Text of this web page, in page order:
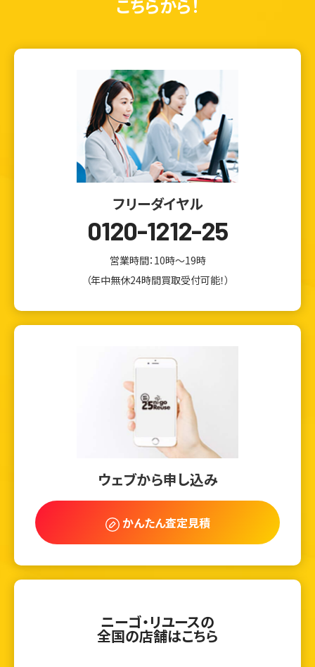
こちらから！
フリーダイヤル
0120-1212-25
営業時間：10時～19時
（年中無休24時間買取受付可能！）
ウェブから申し込み
かんたん査定見積
ニーゴ・リユースの
全国の店舗はこちら